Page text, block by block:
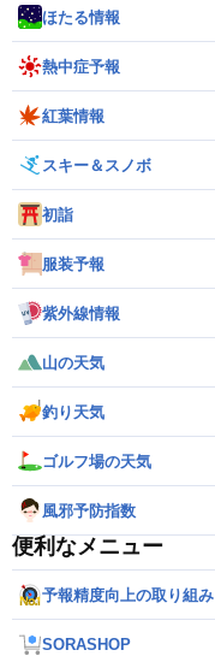
ほたる情報
熱中症予報
紅葉情報
スキー＆スノボ
初詣
服装予報
紫外線情報
山の天気
釣り天気
ゴルフ場の天気
風邪予防指数
便利なメニュー
予報精度向上の取り組み
SORASHOP